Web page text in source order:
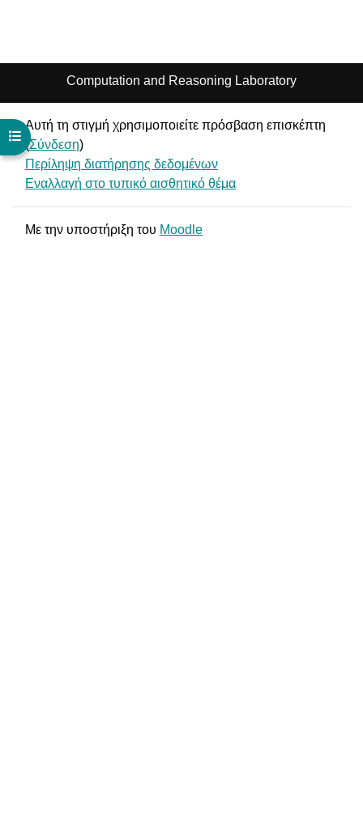
Άνοιγμα ευρετηρίου μαθήματος
Computation and Reasoning Laboratory
Αυτή τη στιγμή χρησιμοποιείτε πρόσβαση επισκέπτη
(Σύνδεση)
Περίληψη διατήρησης δεδομένων
Εναλλαγή στο τυπικό αισθητικό θέμα
Με την υποστήριξη του Moodle